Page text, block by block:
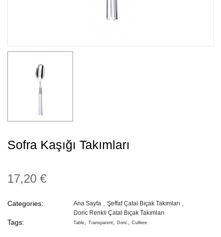
Sofra Kaşığı Takımları
17,20 €
Categories: Ana Sayfa
Şeffaf Çatal Bıçak Takımları
Doric Renkli Çatal Bıçak Takımları
Tags: Table Transparent Doric Cuillere